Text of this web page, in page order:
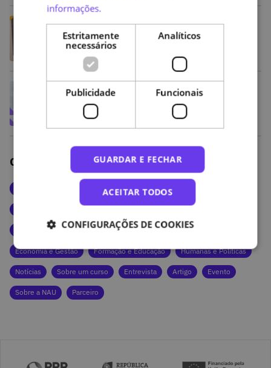
pela vida e obra da artista na NAU
Uma nova era da Plataforma NAU
Outras categorias de artigos
Ciências da Saúde e da Vida
Ciências Sociais Comunicação e Marketing Direito
Economia e Gestão Formação e Educação Humanas e Políticas
Notícias Sobre um curso Entrevista Artigo Evento
Sobre a NAU Parceiro
informações.
Estritamente
necessários
Analíticos
Publicidade Funcionais
GUARDAR E FECHAR
ACEITAR TODOS
CONFIGURAÇÕES DE COOKIES